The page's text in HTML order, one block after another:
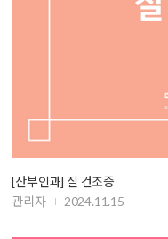
[산부인과] 질 건조증
관리자
2024.11.15